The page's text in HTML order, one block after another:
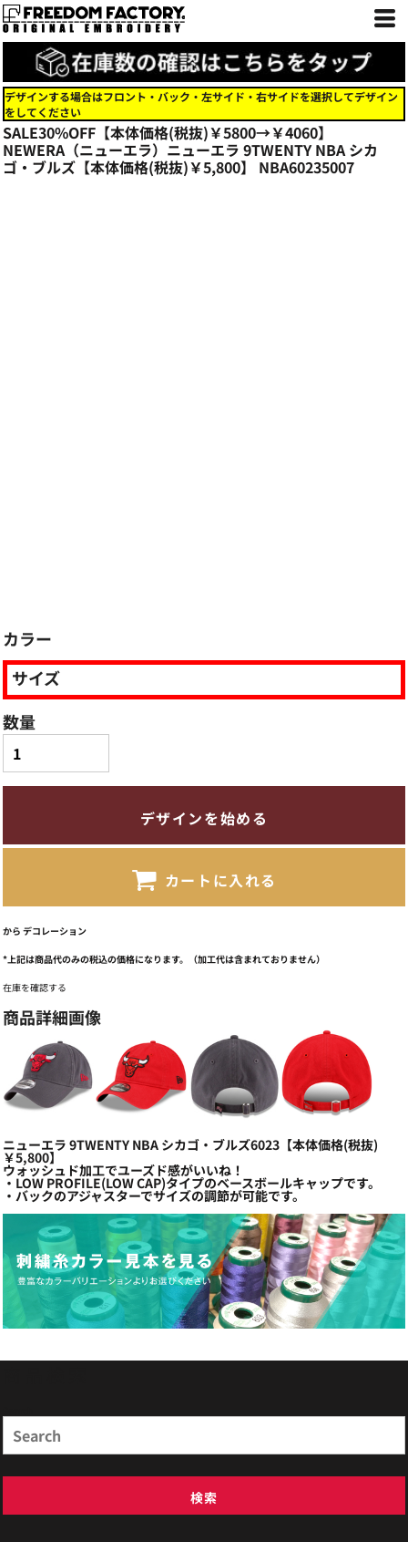
デザインする場合はフロント・バック・左サイド・右サイドを選択してデザイン
をしてください
SALE30%OFF【本体価格(税抜)￥5800→￥4060】
NEWERA（ニューエラ）ニューエラ 9TWENTY NBA シカ
ゴ・ブルズ【本体価格(税抜)￥5,800】 NBA60235007
カラー
サイズ
数量
デザインを始める
カートに入れる
から デコレーション
*上記は商品代のみの税込の価格になります。（加工代は含まれておりません）
在庫を確認する
商品詳細画像
ニューエラ 9TWENTY NBA シカゴ・ブルズ6023【本体価格(税抜)
￥5,800】
ウォッシュド加工でユーズド感がいいね！
・LOW PROFILE(LOW CAP)タイプのベースボールキャップです。
・バックのアジャスターでサイズの調節が可能です。
検索